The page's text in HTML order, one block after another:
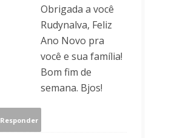
Obrigada a você
Rudynalva, Feliz
Ano Novo pra
você e sua família!
Bom fim de
semana. Bjos!
Responder